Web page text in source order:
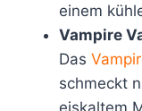
einem
Vampire
Das
schmeckt
eiskaltem